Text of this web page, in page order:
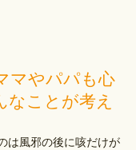
マやパパも心
ことが考え
は風邪の後に咳だけが